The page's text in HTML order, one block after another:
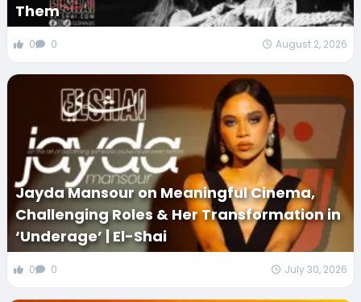
Them
0 0 August 2, 2026
Jayda Mansour on Meaningful Cinema,
Challenging Roles & Her Transformation in
‘Underage’ | El-Shai
0 0 July 30, 2026